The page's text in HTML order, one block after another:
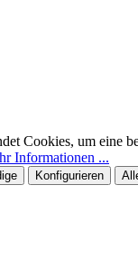
Cookies, um eine
Informationen ...
Konfigurieren